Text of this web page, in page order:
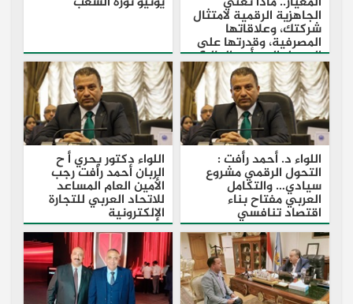
الجاهزية الرقمية لامتثال
شركتك، وعلاقاتها
المصرفية، وقدرتها على
الوصول إلى رأس المال؟
اللواء د. أحمد رأفت :
التحول الرقمي مشروع
سيادي… والتكامل
العربي مفتاح بناء
اقتصاد تنافسي
اللواء دكتور بحري أ ح
الربان أحمد رأفت رجب
الأمين العام المساعد
للاتحاد العربي للتجارة
الإلكترونية